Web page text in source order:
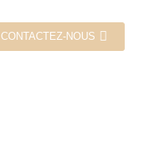
CONTACTEZ-NOUS